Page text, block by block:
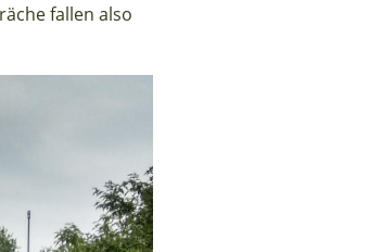
fallen also